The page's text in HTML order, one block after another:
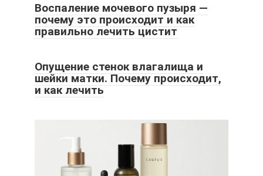
Воспаление мочевого пузыря —
почему это происходит и как
правильно лечить цистит
Опущение стенок влагалища и
шейки матки. Почему происходит,
и как лечить